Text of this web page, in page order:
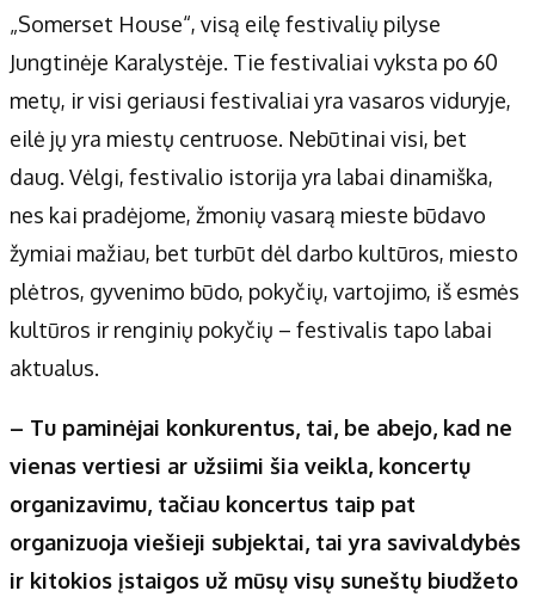
„Somerset House“, visą eilę festivalių pilyse
Jungtinėje Karalystėje. Tie festivaliai vyksta po 60
metų, ir visi geriausi festivaliai yra vasaros viduryje,
eilė jų yra miestų centruose. Nebūtinai visi, bet
daug. Vėlgi, festivalio istorija yra labai dinamiška,
nes kai pradėjome, žmonių vasarą mieste būdavo
žymiai mažiau, bet turbūt dėl darbo kultūros, miesto
plėtros, gyvenimo būdo, pokyčių, vartojimo, iš esmės
kultūros ir renginių pokyčių – festivalis tapo labai
aktualus.
– Tu paminėjai konkurentus, tai, be abejo, kad ne
vienas vertiesi ar užsiimi šia veikla, koncertų
organizavimu, tačiau koncertus taip pat
organizuoja viešieji subjektai, tai yra savivaldybės
ir kitokios įstaigos už mūsų visų suneštų biudžeto